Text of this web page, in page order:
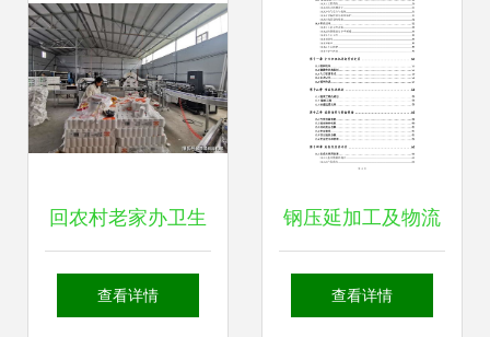
回农村老家办卫生
纸加工厂还是钢压
查看详情
钢压延加工及物流
配送中心项目可行
查看详情